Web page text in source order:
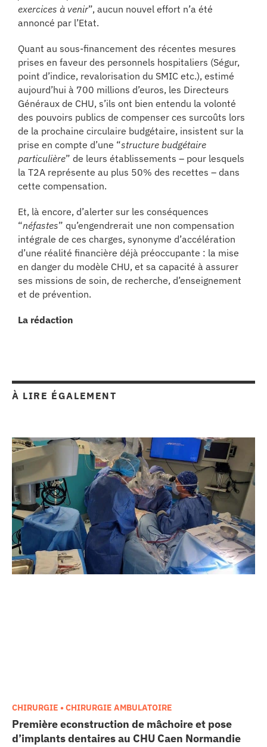
exercices à venir”, aucun nouvel effort n’a été
annoncé par l’Etat.
Quant au sous-financement des récentes mesures
prises en faveur des personnels hospitaliers (Ségur,
point d’indice, revalorisation du SMIC etc.), estimé
aujourd’hui à 700 millions d’euros, les Directeurs
Généraux de CHU, s’ils ont bien entendu la volonté
des pouvoirs publics de compenser ces surcoûts lors
de la prochaine circulaire budgétaire, insistent sur la
prise en compte d’une “structure budgétaire
particulière” de leurs établissements – pour lesquels
la T2A représente au plus 50% des recettes – dans
cette compensation.
Et, là encore, d’alerter sur les conséquences
“néfastes” qu’engendrerait une non compensation
intégrale de ces charges, synonyme d’accélération
d’une réalité financière déjà préoccupante : la mise
en danger du modèle CHU, et sa capacité à assurer
ses missions de soin, de recherche, d’enseignement
et de prévention.
La rédaction
À LIRE ÉGALEMENT
Première econstruction de mâchoire et pose
d’implants dentaires au CHU Caen Normandie
CHIRURGIE • CHIRURGIE AMBULATOIRE